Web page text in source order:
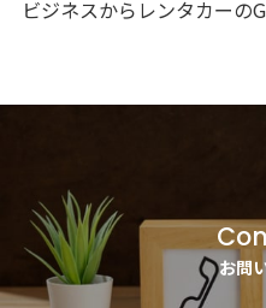
ビジネスからレンタカーの
お問